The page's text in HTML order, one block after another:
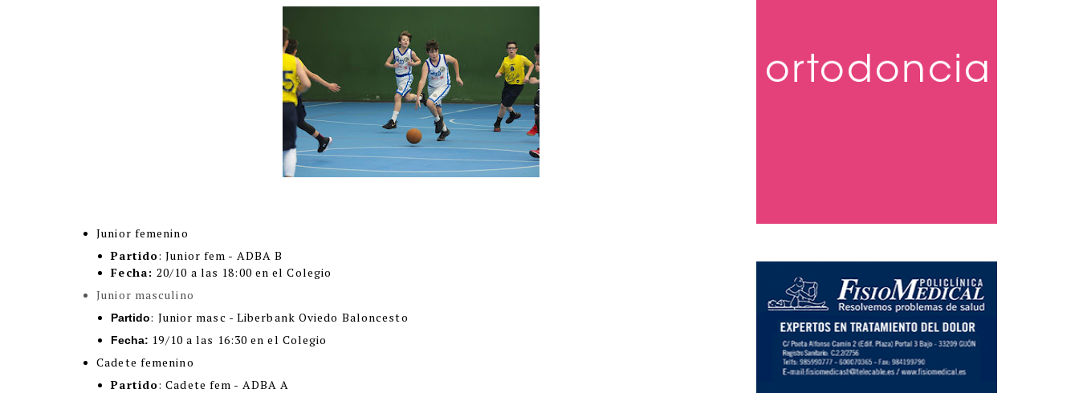
Junior femenino
Partido: Junior fem - ADBA B
Fecha:20/10 a las 18:00 en el Colegio
Junior masculino
Partido: Junior masc - Liberbank Oviedo Baloncesto
Fecha: 19/10 a las 16:30 en el Colegio
Cadete femenino
Partido: Cadete fem - ADBA A